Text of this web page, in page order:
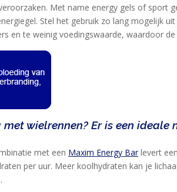
Met name energy gels of sport
Stel het gebruik zo lang mogelijk
en te weinig voedingswaarde, waardoor
wielrennen? Er is een ideale
met een Maxim Energy Barlevert
per uur. Meer koolhydraten kan je